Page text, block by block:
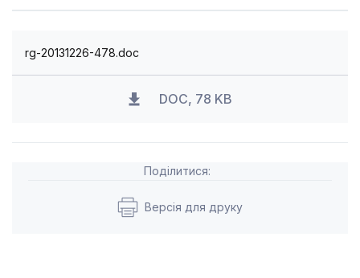
rg-20131226-478.doc
DOC, 78 KB
Поділитися:
Версія для друку